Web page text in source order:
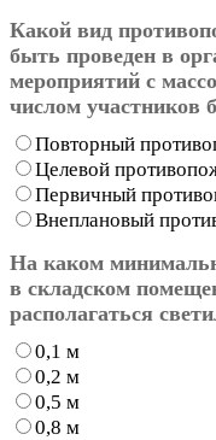
Какой вид
быть проведен в
мероприятий с
числом участников
Повторный
Целевой
Первичный
Внеплановый
На каком
в складском
располагаться
0,1 м
0,2 м
0,5 м
0,8 м